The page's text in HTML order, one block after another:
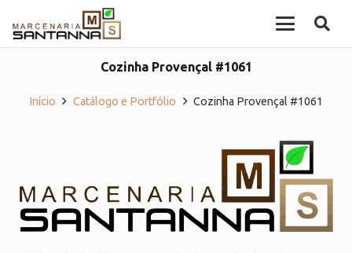
Cozinha Provençal #1061
Início Catálogo e Portfólio Cozinha Provençal #1061